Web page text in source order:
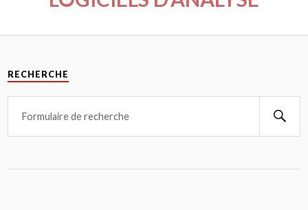
RECHERCHE